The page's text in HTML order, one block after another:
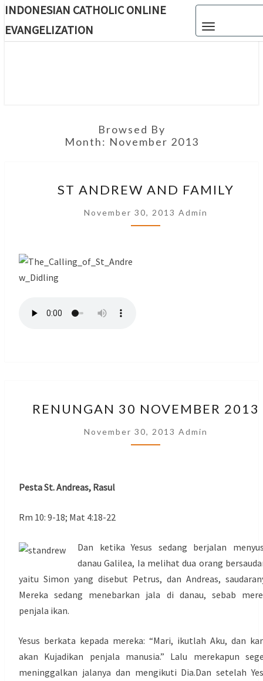
Skip
to
content
INDONESIAN CATHOLIC ONLINE
EVANGELIZATION
Browsed By
Month: November 2013
ANDREW
AND
FAMILY
ST ANDREW AND FAMILY
November 30, 2013 Admin
30
NOVEMBER
2013
RENUNGAN 30 NOVEMBER 2013
November 30, 2013 Admin
Pesta St. Andreas, Rasul
Rm 10: 9-18; Mat 4:18-22
Dan ketika Yesus sedang berjalan
danau Galilea, Ia melihat dua orang
yaitu Simon yang disebut Petrus, dan Andreas,
Mereka sedang menebarkan jala di danau, sebab
penjala ikan.
Yesus berkata kepada mereka: “Mari, ikutlah Aku, dan
akan Kujadikan penjala manusia.” Lalu merekapun
meninggalkan jalanya dan mengikuti Dia.Dan setelah